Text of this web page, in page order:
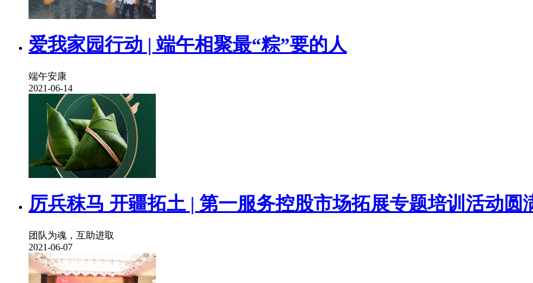
爱我家园行动 | 端午相聚最“粽”要的人
端午安康
2021-06-14
厉兵秣马 开疆拓土 | 第一服务控股市场拓展专题培训活动圆
团队为魂，互助进取
2021-06-07